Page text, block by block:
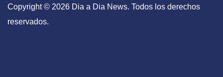
Copyright © 2026 Dia a Dia News. Todos los derechos
reservados.